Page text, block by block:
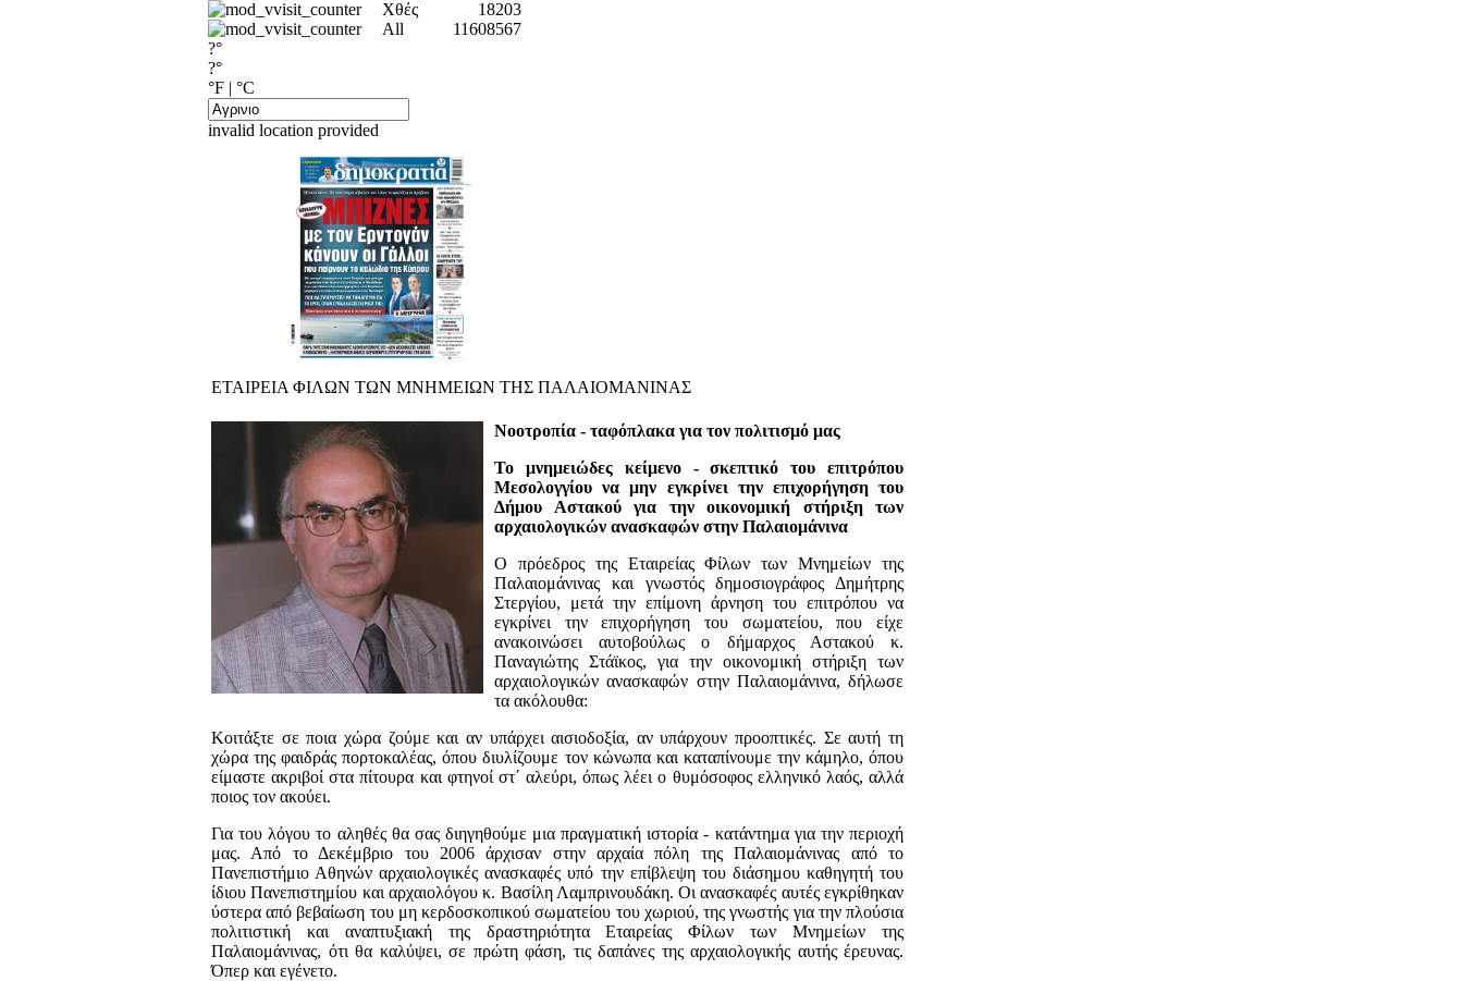
Χθές
18203
All
11608567
?°
?°
°F | °C
invalid location provided
ΕΤΑΙΡΕΙΑ ΦΙΛΩΝ ΤΩΝ ΜΝΗΜΕΙΩΝ ΤΗΣ ΠΑΛΑΙΟΜΑΝΙΝΑΣ
Νοοτροπία - ταφόπλακα για τον πολιτισμό μας
Το μνημειώδες κείμενο - σκεπτικό του επιτρόπου
Μεσολογγίου να μην εγκρίνει την επιχορήγηση του
Δήμου Αστακού για την οικονομική στήριξη των
αρχαιολογικών ανασκαφών στην Παλαιομάνινα
Ο πρόεδρος της Εταιρείας Φίλων των Μνημείων της
Παλαιομάνινας και γνωστός δημοσιογράφος Δημήτρης
Στεργίου, μετά την επίμονη άρνηση του επιτρόπου να
εγκρίνει την επιχορήγηση του σωματείου, που είχε
ανακοινώσει αυτοβούλως ο δήμαρχος Αστακού κ.
Παναγιώτης Στάϊκος, για την οικονομική στήριξη των
αρχαιολογικών ανασκαφών στην Παλαιομάνινα, δήλωσε
τα ακόλουθα:
Κοιτάξτε σε ποια χώρα ζούμε και αν υπάρχει αισιοδοξία, αν υπάρχουν προοπτικές. Σε αυτή τη
χώρα της φαιδράς πορτοκαλέας, όπου διυλίζουμε τον κώνωπα και καταπίνουμε την κάμηλο, όπου
είμαστε ακριβοί στα πίτουρα και φτηνοί στ΄ αλεύρι, όπως λέει ο θυμόσοφος ελληνικό λαός, αλλά
ποιος τον ακούει.
Για του λόγου το αληθές θα σας διηγηθούμε μια πραγματική ιστορία - κατάντημα για την περιοχή
μας. Από το Δεκέμβριο του 2006 άρχισαν στην αρχαία πόλη της Παλαιομάνινας από το
Πανεπιστήμιο Αθηνών αρχαιολογικές ανασκαφές υπό την επίβλεψη του διάσημου καθηγητή του
ίδιου Πανεπιστημίου και αρχαιολόγου κ. Βασίλη Λαμπρινουδάκη. Οι ανασκαφές αυτές εγκρίθηκαν
ύστερα από βεβαίωση του μη κερδοσκοπικού σωματείου του χωριού, της γνωστής για την πλούσια
πολιτιστική και αναπτυξιακή της δραστηριότητα Εταιρείας Φίλων των Μνημείων της
Παλαιομάνινας, ότι θα καλύψει, σε πρώτη φάση, τις δαπάνες της αρχαιολογικής αυτής έρευνας.
Όπερ και εγένετο.